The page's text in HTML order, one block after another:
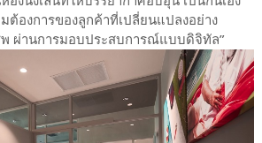
ต้องการของลูกค้าที่เปลี่ยนแปลงอย่าง
พ ผ่านการมอบประสบการณ์แบบดิจิทัล”